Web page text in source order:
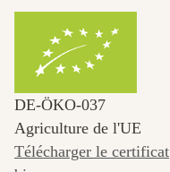
DE‑ÖKO‑037
Agriculture de l'UE
Télécharger le certificat